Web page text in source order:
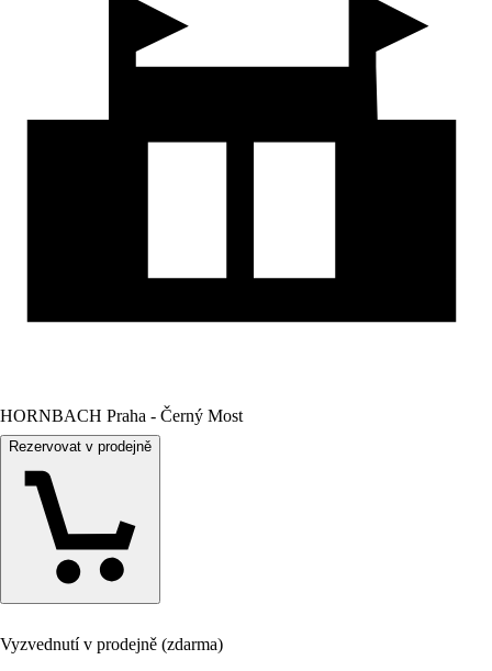
HORNBACH Praha - Černý Most
Rezervovat v prodejně
Vyzvednutí v prodejně (zdarma)